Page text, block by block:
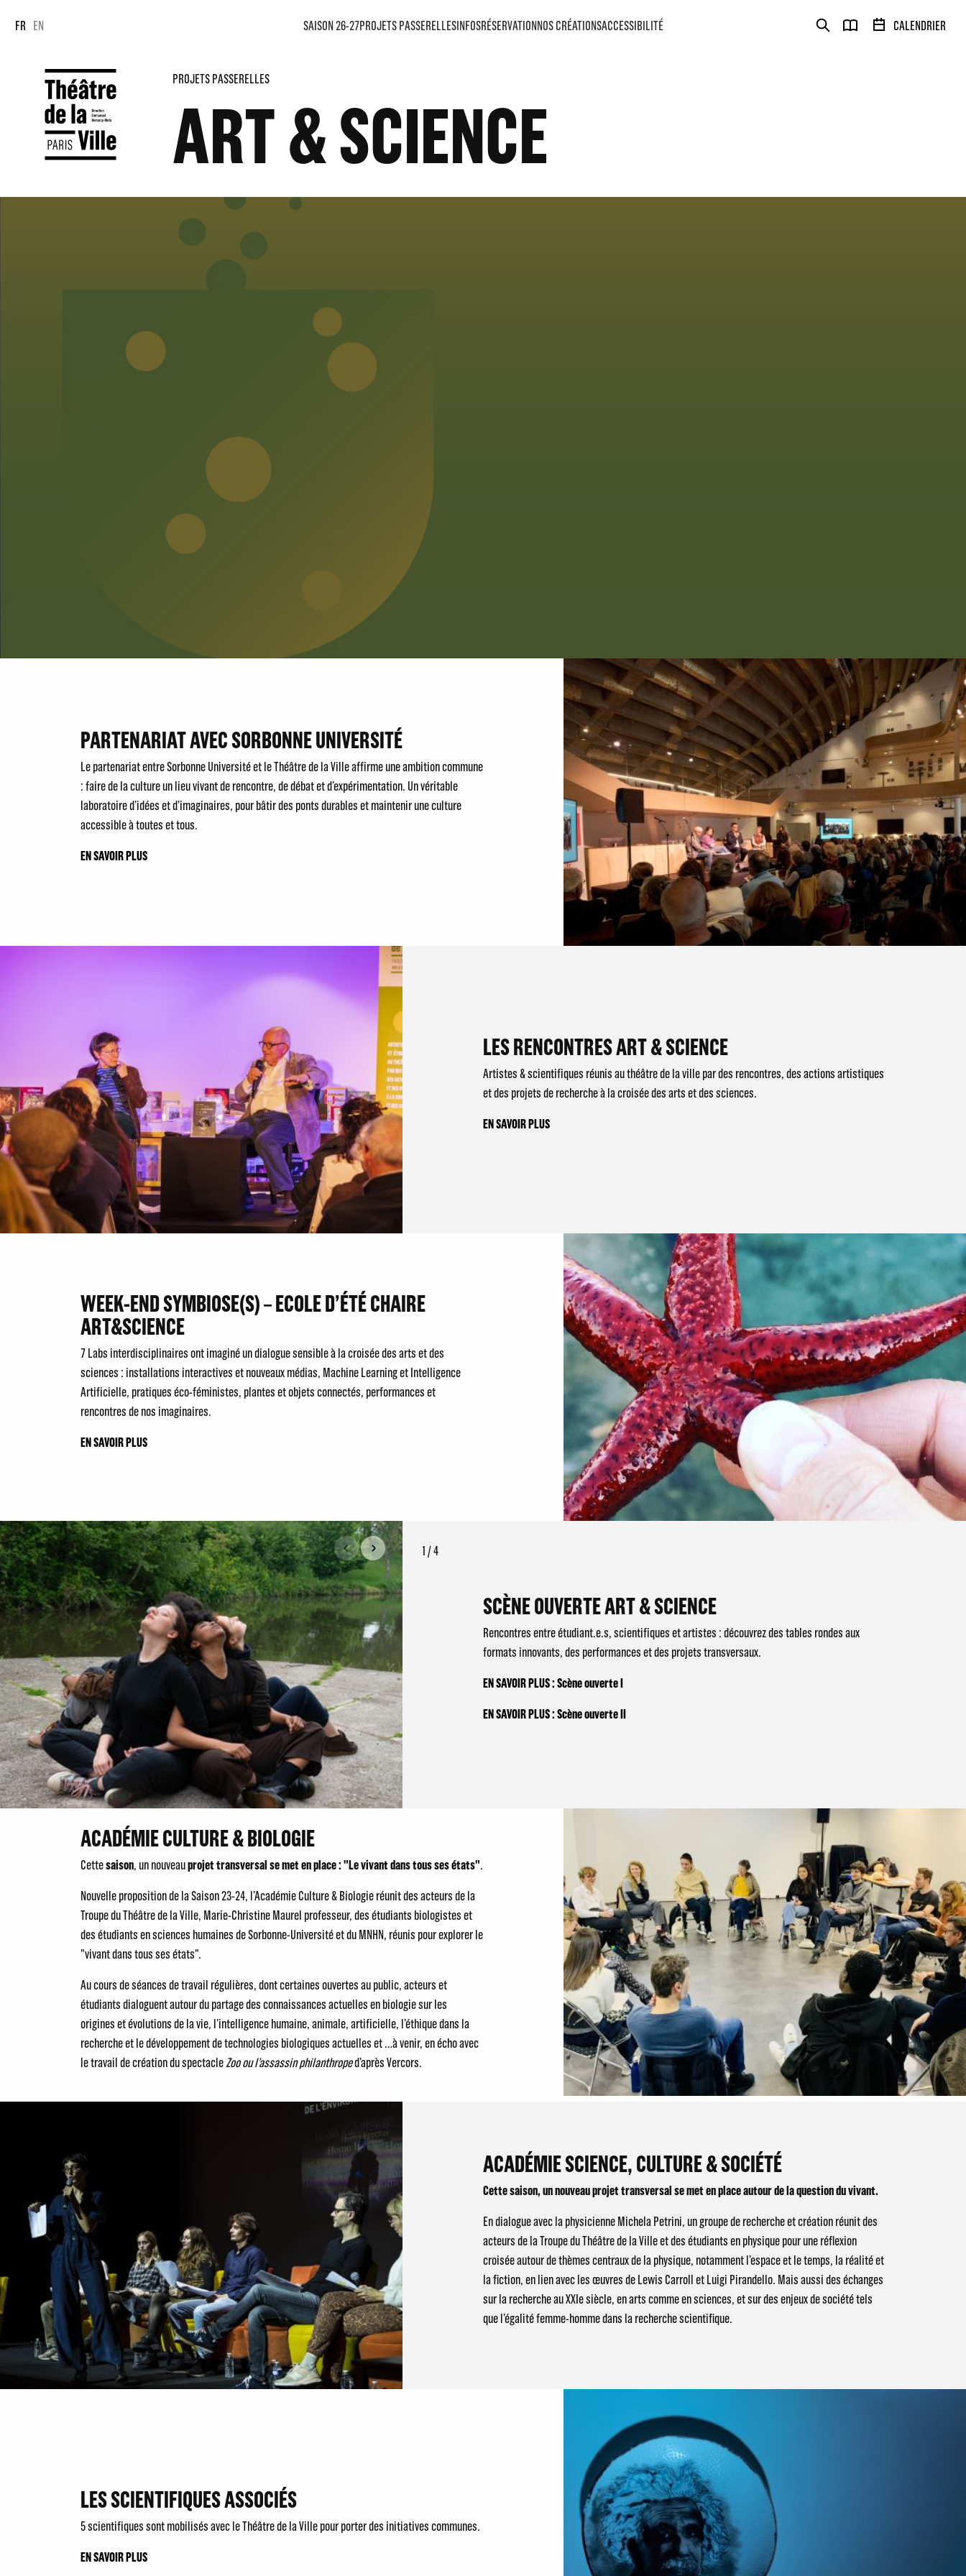
FR EN CALENDRIER
SAISON 26-27PROJETS PASSERELLESINFOSRÉSERVATIONNOS CRÉATIONSACCESSIBILITÉ
PROJETS PASSERELLES
ART & SCIENCE
LES PROCHAINS RENDEZ-VOUS
ART & SCIENCES
EN SAVOIR PLUS
PARTENARIAT AVEC SORBONNE UNIVERSITÉ
Le partenariat entre Sorbonne Université et le Théâtre de la Ville affirme une ambition commune
: faire de la culture un lieu vivant de rencontre, de débat et d’expérimentation. Un véritable
laboratoire d’idées et d’imaginaires, pour bâtir des ponts durables et maintenir une culture
accessible à toutes et tous.
EN SAVOIR PLUS
LES RENCONTRES ART & SCIENCE
Artistes & scientifiques réunis au théâtre de la ville par des rencontres, des actions artistiques
et des projets de recherche à la croisée des arts et des sciences.
EN SAVOIR PLUS
WEEK-END SYMBIOSE(S) – ECOLE D’ÉTÉ CHAIRE
ART&SCIENCE
7 Labs interdisciplinaires ont imaginé un dialogue sensible à la croisée des arts et des
sciences : installations interactives et nouveaux médias, Machine Learning et Intelligence
Artificielle, pratiques éco-féministes, plantes et objets connectés, performances et
rencontres de nos imaginaires.
EN SAVOIR PLUS
SCÈNE OUVERTE ART & SCIENCE
Rencontres entre étudiant.e.s, scientifiques et artistes : découvrez des tables rondes aux
formats innovants, des performances et des projets transversaux.
EN SAVOIR PLUS : Scène ouverte I
EN SAVOIR PLUS : Scène ouverte II
1 / 4
ACADÉMIE CULTURE & BIOLOGIE
Cettesaison, un nouveauprojet transversal se met en place : "Le vivant dans tous ses états".
Nouvelle proposition de la Saison 23-24, l’Académie Culture & Biologie réunit des acteurs de la
Troupe du Théâtre de la Ville, Marie-Christine Maurel professeur, des étudiants biologistes et
des étudiants en sciences humaines de Sorbonne-Université et du MNHN, réunis pour explorer le
"vivant dans tous ses états".
Au cours de séances de travail régulières, dont certaines ouvertes au public, acteurs et
étudiants dialoguent autour du partage des connaissances actuelles en biologie sur les
origines et évolutions de la vie, l’intelligence humaine, animale, artificielle, l’éthique dans la
recherche et le développement de technologies biologiques actuelles et …à venir, en écho avec
le travail de création du spectacleZoo ou l’assassin philanthroped’après Vercors.
ACADÉMIE SCIENCE, CULTURE & SOCIÉTÉ
Cette saison, un nouveau projet transversal se met en place autour de la question du vivant.
En dialogue avec la physicienne Michela Petrini, un groupe de recherche et création réunit des
acteurs de la Troupe du Théâtre de la Ville et des étudiants en physique pour une réﬂexion
croisée autour de thèmes centraux de la physique, notamment l’espace et le temps, la réalité et
la ﬁction, en lien avec les œuvres de Lewis Carroll et Luigi Pirandello. Mais aussi des échanges
sur la recherche au XXIe siècle, en arts comme en sciences, et sur des enjeux de société tels
que l’égalité femme-homme dans la recherche scientiﬁque.
LES SCIENTIFIQUES ASSOCIÉS
5 scientifiques sont mobilisés avec le Théâtre de la Ville pour porter des initiatives communes.
EN SAVOIR PLUS